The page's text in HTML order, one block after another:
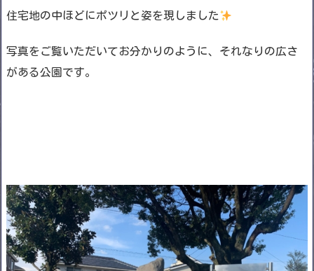
住宅地の中ほどにポツリと姿を現しました
写真をご覧いただいてお分かりのように、それなりの広さ
がある公園です。